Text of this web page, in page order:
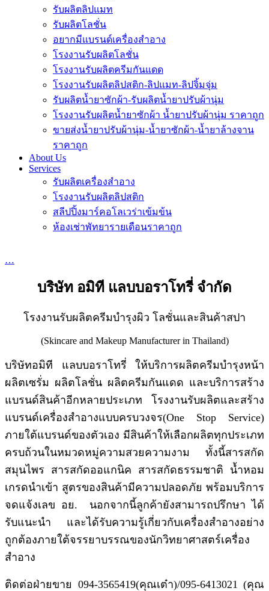
รับผลิตลิปแมท
รับผลิตโลชั่น
อยากมีแบรนด์เครื่องสำอาง
โรงงานรับผลิตโลชั่น
โรงงานรับผลิตครีมกันแดด
โรงงานรับผลิตลิปสติก-ลิปแมท-ลิปจิ้มจุ่ม
รับผลิตน้ำยาซักผ้า-รับผลิตน้ำยาปรับผ้านุ่ม
โรงงานรับผลิตน้ำยาซักผ้า น้ำยาปรับผ้านุ่ม ราคาถูก
ขายส่งน้ำยาปรับผ้านุ่ม-น้ำยาซักผ้า-น้ำยาล้างจาน
ราคาถูก
About Us
Services
รับผลิตเครื่องสำอาง
โรงงานรับผลิตลิปสติก
สลีปปิ้งมาร์คอโลเวร่าเข้มข้น
ห้องเช่าพัทยารายเดือนราคาถูก
…
บริษัท อมิที แลบบอราโทรี่ จำกัด
โรงงานรับผลิตครีมบำรุงผิว โลชั่นและสินค้าสปา
(Skincare and Makeup Manufacturer in Thailand)
บริษัทอมิที แลบบอราโทรี่ ให้บริการผลิตครีมบำรุงหน้า
ผลิตเซรั่ม ผลิตโลชั่น ผลิตครีมกันแดด และบริการสร้าง
แบรนด์สินค้าอีกหลายประเภท โรงงานรับผลิตและสร้าง
แบรนด์เครื่องสำอางแบบครบวงจร(One Stop Service)
ภายใต้แบรนด์ของตัวเอง มีสินค้าให้เลือกผลิตทุกประเภท
ครบถ้วนในหมวดหมู่ความสวยความงาม ทั้งนี้สารสกัด
สมุนไพร สารสกัดออแกนิค สารสกัดธรรมชาติ น้ำหอม
เกรดนำเข้า สูตรของสินค้ามีความปลอดภัย พร้อมบริการ
จดแจ้งเลข อย. นอกจากนี้ลูกค้ายังสามารถปรึกษา ได้
รับแนะนำ และได้รับความรู้เกี่ยวกับเครื่องสำอางอย่าง
ถูกต้องภายใต้จรรยาบรรณของนักวิทยาศาสตร์เครื่อง
สำอาง
ติดต่อฝ่ายขาย 094-3565419(คุณเต๋า)/095-6413021 (คุณ